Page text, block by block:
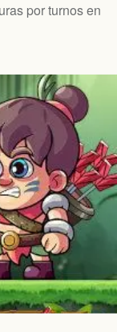
por turnos en